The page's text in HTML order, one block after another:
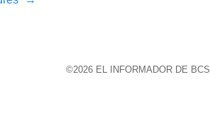
©2026 EL INFORMADOR DE BCS